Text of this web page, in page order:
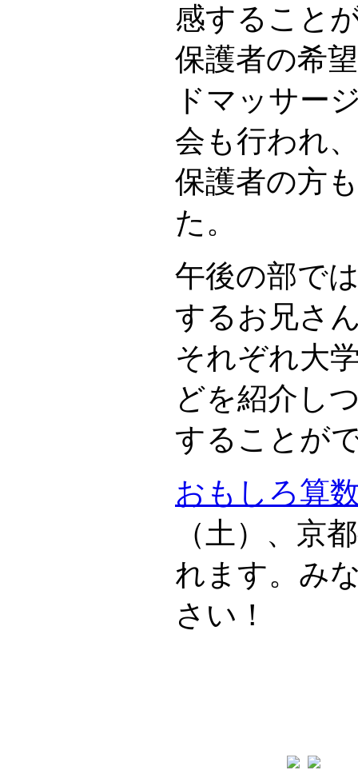
感すること
保護者の希
ドマッサー
会も行われ
保護者の方
た。
午後の部で
するお兄さ
それぞれ大
どを紹介し
することが
おもしろ算
（土）、京
れます。み
さい！